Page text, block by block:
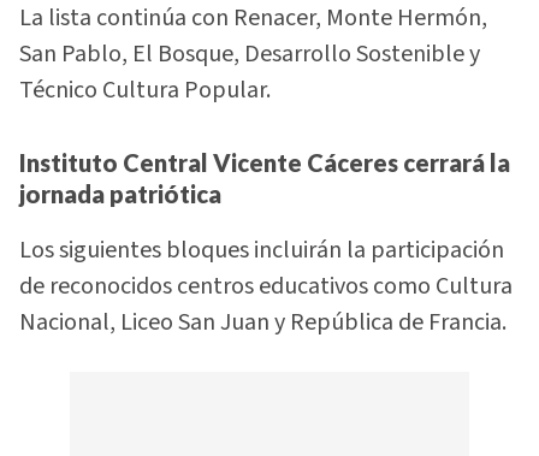
La lista continúa con Renacer, Monte Hermón,
San Pablo, El Bosque, Desarrollo Sostenible y
Técnico Cultura Popular.
Instituto Central Vicente Cáceres cerrará la
jornada patriótica
Los siguientes bloques incluirán la participación
de reconocidos centros educativos como Cultura
Nacional, Liceo San Juan y República de Francia.